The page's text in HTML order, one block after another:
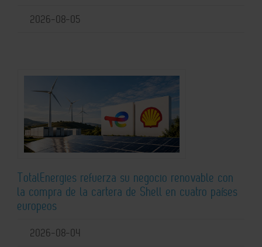
2026-08-05
TotalEnergies refuerza su negocio renovable con
la compra de la cartera de Shell en cuatro países
europeos
2026-08-04